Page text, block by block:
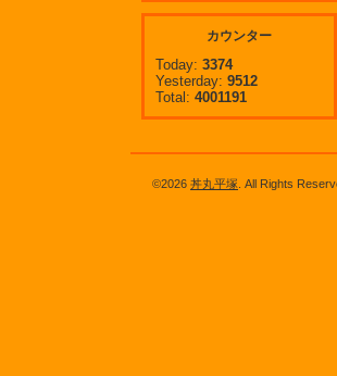
カウンター
Today: 3374
Yesterday: 9512
Total: 4001191
©2026 丼丸平塚 . All Rights